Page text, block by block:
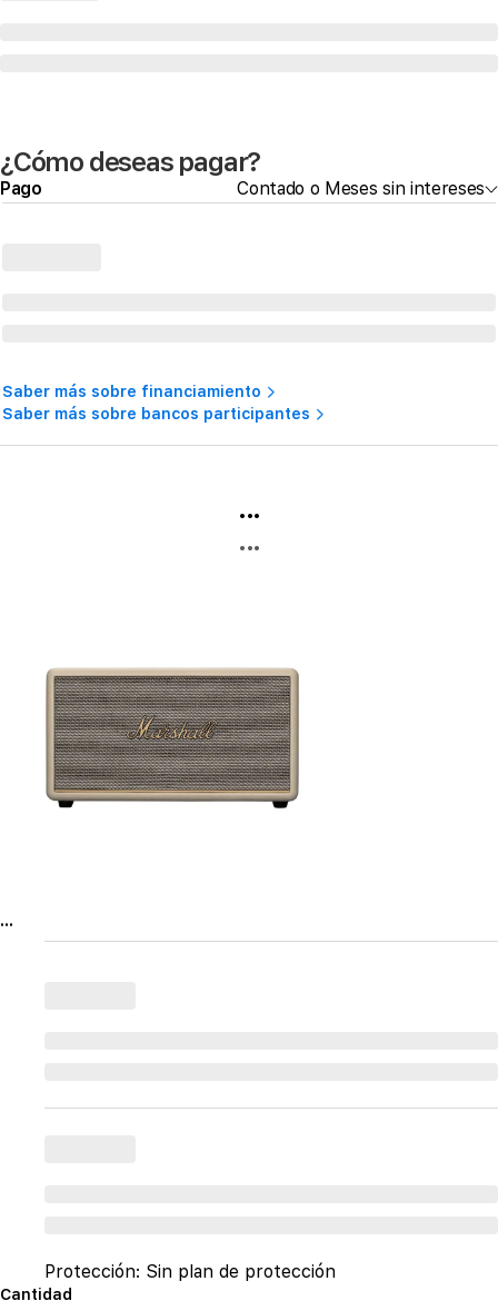
¿Cómo deseas pagar?
Pago Contado o Meses sin intereses
Saber más sobre financiamiento
Saber más sobre bancos participantes
...
...
...
Protección: Sin plan de protección
Cantidad